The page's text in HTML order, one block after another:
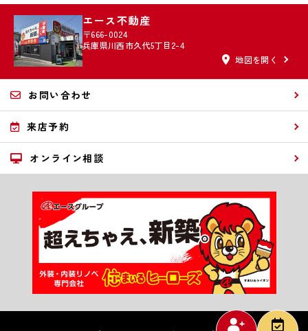
エース不動産
〒666-0024
兵庫県川西市久代5丁目2-4
地図を開く
お問い合わせ
来店予約
オンライン相談